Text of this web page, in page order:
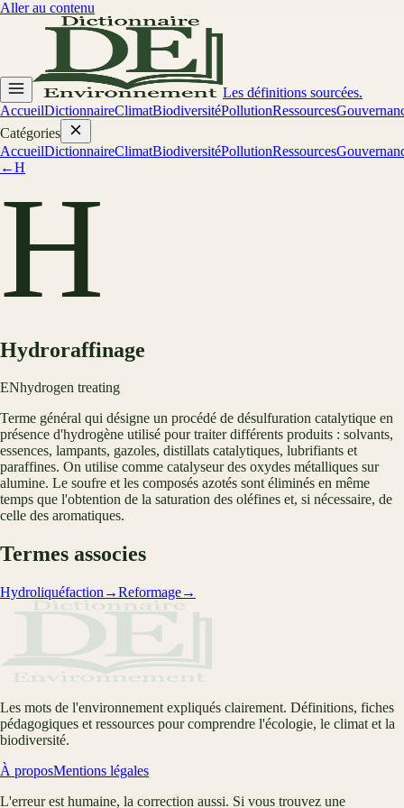
Aller au contenu
Les définitions sourcées.
AccueilDictionnaireClimatBiodiversitéPollutionRessources
Catégories
AccueilDictionnaireClimatBiodiversitéPollutionRessources
←H
H
Hydroraffinage
ENhydrogen treating
Terme général qui désigne un procédé de désulfuration catalytique en
présence d'hydrogène utilisé pour traiter différents produits : solvants,
essences, lampants, gazoles, distillats catalytiques, lubrifiants et
paraffines. On utilise comme catalyseur des oxydes métalliques sur
alumine. Le soufre et les composés azotés sont éliminés en même
temps que l'obtention de la saturation des oléfines et, si nécessaire, de
celle des aromatiques.
Termes associes
Hydroliquéfaction →Reformage→
Les mots de l'environnement expliqués clairement. Définitions, fiches
pédagogiques et ressources pour comprendre l'écologie, le climat et la
biodiversité.
À proposMentions légales
L'erreur est humaine, la correction aussi. Si vous trouvez une